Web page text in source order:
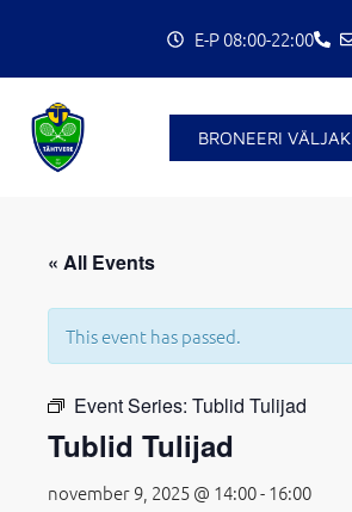
content
E-P 08:00-22:00
BRONEERI VÄLJAK
« All Events
This event has passed.
Event Series: Tublid Tulijad
Tublid Tulijad
november 9, 2025 @ 14:00-16:00